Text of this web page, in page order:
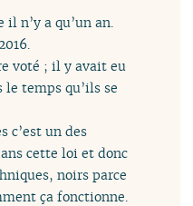
n’y a qu’un an.
voté ; il y avait eu
temps qu’ils se
c’est un des
cette loi et donc
noirs parce
ça fonctionne.